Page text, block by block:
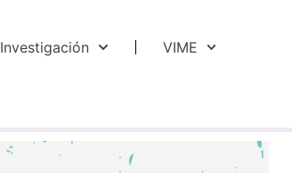
Investigación VIME